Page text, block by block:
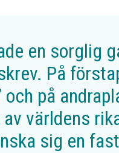
en sorglig
På
och på
världens
sig en